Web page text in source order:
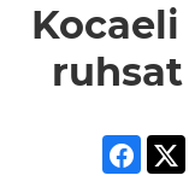
ruhsat